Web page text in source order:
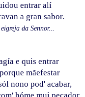
entrar alí
a gran sabor.
da Sennor...
e quis entrar
mãefestar
nono pod' acabar,